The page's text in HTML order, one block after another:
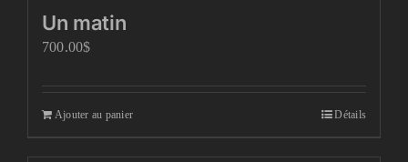
Un matin
700.00$
Ajouter au panier Détails